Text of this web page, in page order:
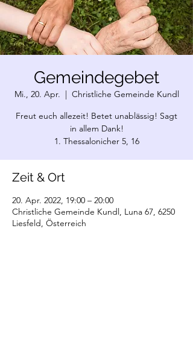
Gemeindegebet
Mi., 20. Apr.
  |
Christliche Gemeinde Kundl
Freut euch allezeit! Betet unablässig! Sagt
in allem Dank!
1. Thessalonicher 5, 16
Zeit & Ort
20. Apr. 2022, 19:00 – 20:00
Christliche Gemeinde Kundl, Luna 67, 6250
Liesfeld, Österreich